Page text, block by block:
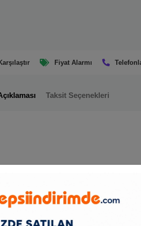
Fiyat Alarmı
Taksit Seçenekleri